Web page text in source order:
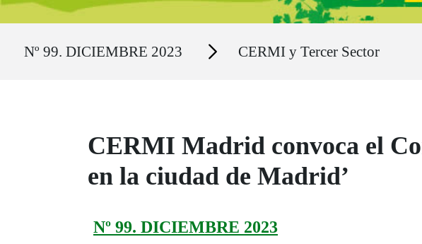
Nº 99. DICIEMBRE 2023 Secciones CERMI y Tercer Sector
CERMI Madrid convoca el
en la ciudad de Madrid’
Nº 99. DICIEMBRE 2023